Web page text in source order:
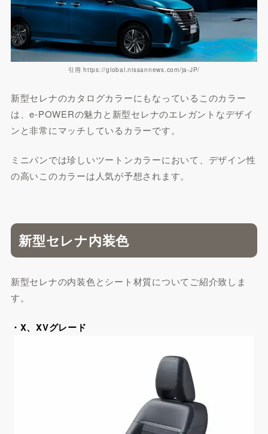
引用 https://global.nissannews.com/ja-JP/
新型セレナのカタログカラーにもなっているこのカラー
は、e-POWERの魅力と新型セレナのエレガントなデザイ
ンと非常にマッチしているカラーです。
ミニバンでは珍しいツートンカラーにおいて、デザイン性
の高いこのカラーは人気が予想されます。
新型セレナ内装色
新型セレナの内装色とシート材質についてご紹介致しま
す。
・X、XVグレード